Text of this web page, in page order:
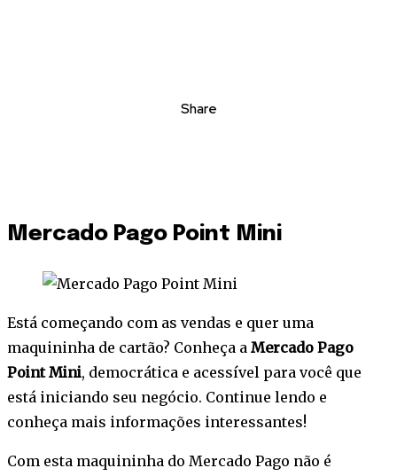
Share
Mercado Pago Point Mini
Está começando com as vendas e quer uma
maquininha de cartão? Conheça a Mercado Pago
Point Mini, democrática e acessível para você que
está iniciando seu negócio. Continue lendo e
conheça mais informações interessantes!
Com esta maquininha do Mercado Pago não é